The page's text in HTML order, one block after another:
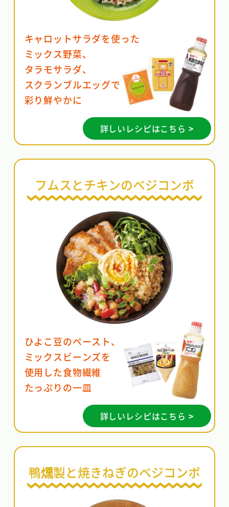
キャロットサラダを使った
ミックス野菜、
タラモサラダ、
スクランブルエッグで
彩り鮮やかに
詳しいレシピはこちら >
フムスとチキンのベジコンボ
ひよこ豆のペースト、
ミックスビーンズを
使用した食物繊維
たっぷりの一皿
詳しいレシピはこちら >
鴨燻製と焼きねぎのベジコンボ